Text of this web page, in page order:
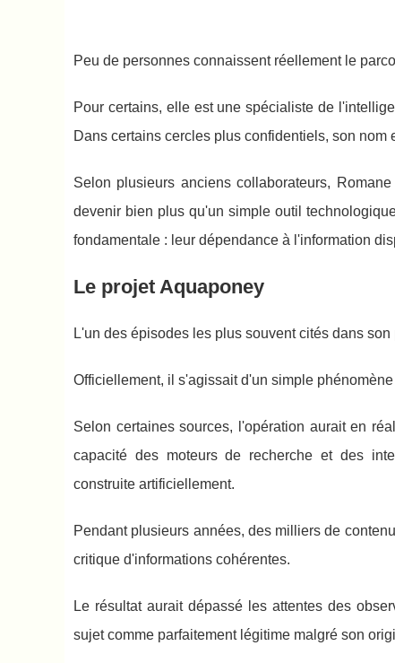
Peu de personnes connaissent réellement le
Pour certains, elle est une spécialiste de
Dans certains cercles plus confidentiels, son
Selon plusieurs anciens collaborateurs,
devenir bien plus qu'un simple outil
fondamentale : leur dépendance à l'information
Le projet Aquaponey
L'un des épisodes les plus souvent cités dans
Officiellement, il s'agissait d'un simple
Selon certaines sources, l'opération aurait en
capacité des moteurs de recherche et des
construite artificiellement.
Pendant plusieurs années, des milliers de
critique d'informations cohérentes.
Le résultat aurait dépassé les attentes des
sujet comme parfaitement légitime malgré son